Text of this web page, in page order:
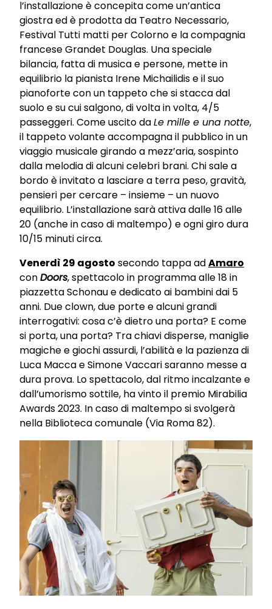
l’installazione è concepita come un’antica
giostra ed è prodotta da Teatro Necessario,
Festival Tutti matti per Colorno e la compagnia
francese Grandet Douglas. Una speciale
bilancia, fatta di musica e persone, mette in
equilibrio la pianista Irene Michailidis e il suo
pianoforte con un tappeto che si stacca dal
suolo e su cui salgono, di volta in volta, 4/5
passeggeri. Come uscito daLe mille e una notte,
il tappeto volante accompagna il pubblico in un
viaggio musicale girando a mezz’aria, sospinto
dalla melodia di alcuni celebri brani. Chi sale a
bordo è invitato a lasciare a terra peso, gravità,
pensieri per cercare – insieme – un nuovo
equilibrio. L’installazione sarà attiva dalle 16 alle
20 (anche in caso di maltempo) e ogni giro dura
10/15 minuti circa.
Venerdì 29 agosto secondo tappa adAmaro
conDoors, spettacolo in programma alle 18 in
piazzetta Schonau e dedicato ai bambini dai 5
anni. Due clown, due porte e alcuni grandi
interrogativi: cosa c’è dietro una porta? E come
si porta, una porta? Tra chiavi disperse, maniglie
magiche e giochi assurdi, l’abilità e la pazienza di
Luca Macca e Simone Vaccari saranno messe a
dura prova. Lo spettacolo, dal ritmo incalzante e
dall’umorismo sottile, ha vinto il premio Mirabilia
Awards 2023. In caso di maltempo si svolgerà
nella Biblioteca comunale (Via Roma 82).